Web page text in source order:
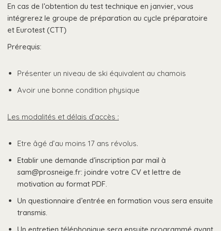
En cas de l’obtention du test technique en janvier, vous
intégrerez le groupe de préparation au cycle préparatoire
et Eurotest (CTT)
Prérequis:
Présenter un niveau de ski équivalent au chamois
Avoir une bonne condition physique
Les modalités et délais d’accès :
Etre âgé d’au moins 17 ans révolus.
Etablir une demande d’inscription par mail à
sam@prosneige.fr: joindre votre CV et lettre de
motivation au format PDF.
Un questionnaire d’entrée en formation vous sera ensuite
transmis.